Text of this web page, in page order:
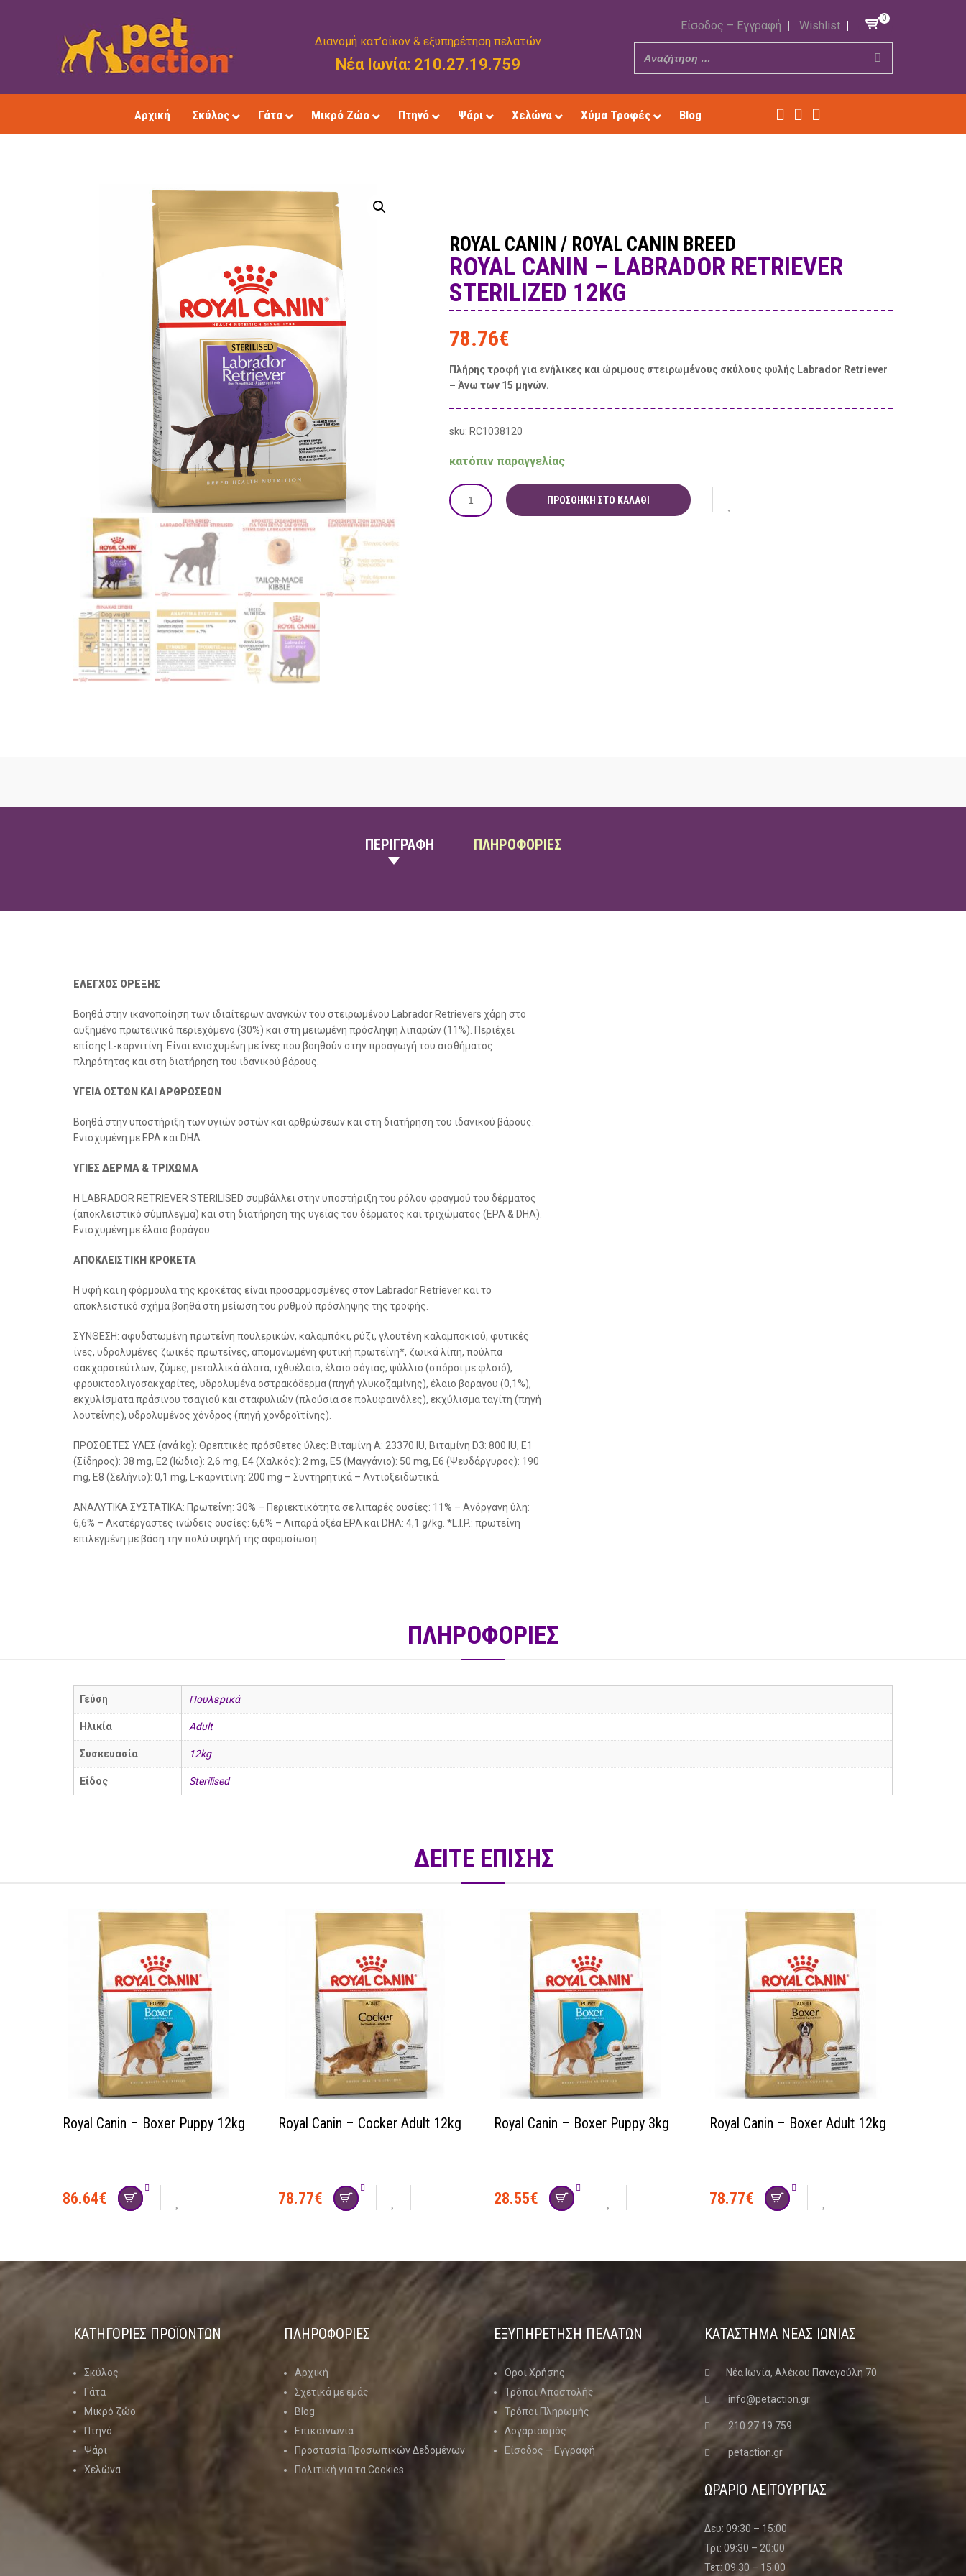
Διανομή κατ’οίκον & εξυπηρέτηση πελατών
Νέα Ιωνία: 210.27.19.759
Είσοδος – Εγγραφή Wishlist
0
Αρχική Σκύλος Γάτα Μικρό Ζώο Πτηνό Ψάρι Χελώνα Χύμα Τροφές Blog
ROYAL CANIN / ROYAL CANIN BREED
ROYAL CANIN – LABRADOR RETRIEVER
STERILIZED 12KG
78.76€
Πλήρης τροφή για ενήλικες και ώριμους στειρωμένους σκύλους φυλής Labrador Retriever
– Άνω των 15 μηνών.
sku: RC1038120
κατόπιν παραγγελίας
ΠΡΟΣΘΉΚΗ ΣΤΟ ΚΑΛΆΘΙ
ΠΕΡΙΓΡΑΦΗ ΠΛΗΡΟΦΟΡΙΕΣ
ΕΛΕΓΧΟΣ ΟΡΕΞΗΣ
Βοηθά στην ικανοποίηση των ιδιαίτερων αναγκών του στειρωμένου Labrador Retrievers χάρη στο
αυξημένο πρωτεϊνικό περιεχόμενο (30%) και στη μειωμένη πρόσληψη λιπαρών (11%). Περιέχει
επίσης L-καρνιτίνη. Είναι ενισχυμένη με ίνες που βοηθούν στην προαγωγή του αισθήματος
πληρότητας και στη διατήρηση του ιδανικού βάρους.
ΥΓΕΙΑ ΟΣΤΩΝ ΚΑΙ ΑΡΘΡΩΣΕΩΝ
Βοηθά στην υποστήριξη των υγιών οστών και αρθρώσεων και στη διατήρηση του ιδανικού βάρους.
Ενισχυμένη με EPA και DHA.
ΥΓΙΕΣ ΔΕΡΜΑ & ΤΡΙΧΩΜΑ
Η LABRADOR RETRIEVER STERILISED συμβάλλει στην υποστήριξη του ρόλου φραγμού του δέρματος
(αποκλειστικό σύμπλεγμα) και στη διατήρηση της υγείας του δέρματος και τριχώματος (EPA & DHA).
Ενισχυμένη με έλαιο βοράγου.
ΑΠΟΚΛΕΙΣΤΙΚΗ ΚΡΟΚΕΤΑ
Η υφή και η φόρμουλα της κροκέτας είναι προσαρμοσμένες στον Labrador Retriever και το
αποκλειστικό σχήμα βοηθά στη μείωση του ρυθμού πρόσληψης της τροφής.
ΣΥΝΘΕΣΗ: αφυδατωμένη πρωτεΐνη πουλερικών, καλαμπόκι, ρύζι, γλουτένη καλαμποκιού, φυτικές
ίνες, υδρολυμένες ζωικές πρωτεΐνες, απομονωμένη φυτική πρωτεΐνη*, ζωικά λίπη, πούλπα
σακχαροτεύτλων, ζύμες, μεταλλικά άλατα, ιχθυέλαιο, έλαιο σόγιας, ψύλλιο (σπόροι με φλοιό),
φρουκτοολιγοσακχαρίτες, υδρολυμένα οστρακόδερμα (πηγή γλυκοζαμίνης), έλαιο βοράγου (0,1%),
εκχυλίσματα πράσινου τσαγιού και σταφυλιών (πλούσια σε πολυφαινόλες), εκχύλισμα ταγίτη (πηγή
λουτεΐνης), υδρολυμένος χόνδρος (πηγή χονδροϊτίνης).
ΠΡΟΣΘΕΤΕΣ ΥΛΕΣ (ανά kg): Θρεπτικές πρόσθετες ύλες: Βιταμίνη A: 23370 IU, Βιταμίνη D3: 800 IU, E1
(Σίδηρος): 38 mg, E2 (Ιώδιο): 2,6 mg, E4 (Χαλκός): 2 mg, E5 (Μαγγάνιο): 50 mg, E6 (Ψευδάργυρος): 190
mg, E8 (Σελήνιο): 0,1 mg, L-καρνιτίνη: 200 mg – Συντηρητικά – Αντιοξειδωτικά.
ΑΝΑΛΥΤΙΚΑ ΣΥΣΤΑΤΙΚΑ: Πρωτεΐνη: 30% – Περιεκτικότητα σε λιπαρές ουσίες: 11% – Ανόργανη ύλη:
6,6% – Ακατέργαστες ινώδεις ουσίες: 6,6% – Λιπαρά οξέα EPA και DHA: 4,1 g/kg. *L.I.P.: πρωτεΐνη
επιλεγμένη με βάση την πολύ υψηλή της αφομοίωση.
ΠΛΗΡΟΦΟΡΙΕΣ
Γεύση Πουλερικά
Ηλικία Adult
Συσκευασία 12kg
Είδος Sterilised
ΔΕΙΤΕ ΕΠΙΣΗΣ
Royal Canin – Boxer Puppy 12kg
86.64€
Royal Canin – Cocker Adult 12kg
78.77€
Royal Canin – Boxer Puppy 3kg
28.55€
Royal Canin – Boxer Adult 12kg
78.77€
ΚΑΤΗΓΟΡΊΕΣ ΠΡΟΪΌΝΤΩΝ
Σκύλος
Γάτα
Μικρό ζώο
Πτηνό
Ψάρι
Χελώνα
ΠΛΗΡΟΦΟΡΙΕΣ
Αρχική
Σχετικά με εμάς
Blog
Επικοινωνία
Προστασία Προσωπικών Δεδομένων
Πολιτική για τα Cookies
ΕΞΥΠΗΡΕΤΗΣΗ ΠΕΛΑΤΩΝ
Όροι Χρήσης
Τρόποι Αποστολής
Τρόποι Πληρωμής
Λογαριασμός
Είσοδος – Εγγραφή
ΚΑΤΑΣΤΗΜΑ ΝΈΑΣ ΙΩΝΊΑΣ
Νέα Ιωνία, Αλέκου Παναγούλη 70
info@petaction.gr
210 27 19 759
petaction.gr
ΩΡΑΡΙΟ ΛΕΙΤΟΥΡΓΙΑΣ
Δευ: 09:30 – 15:00
Τρι: 09:30 – 20:00
Τετ: 09:30 – 15:00